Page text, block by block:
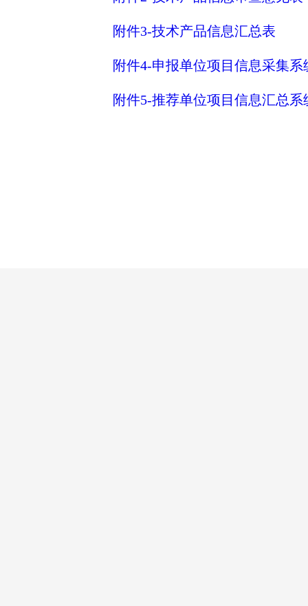
附件3-技术产品信息汇总表
附件4-申报单位项目信息采集系
附件5-推荐单位项目信息汇总系